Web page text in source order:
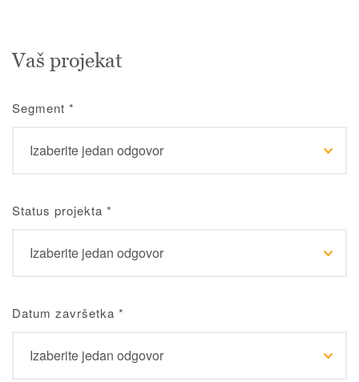
Vaš projekat
Segment *
Status projekta *
Datum završetka *